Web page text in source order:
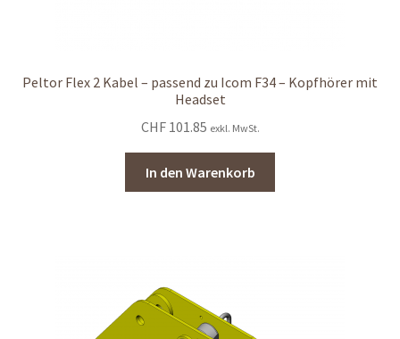
Peltor Flex 2 Kabel – passend zu Icom F34 – Kopfhörer mit
Headset
CHF101.85 exkl. MwSt.
In den Warenkorb